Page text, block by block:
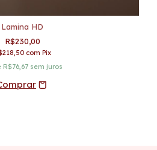
Lamina HD
R$230,00
com Pix
R$76,67 sem juros